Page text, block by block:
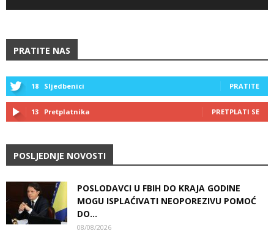
PRATITE NAS
18 Sljedbenici PRATITE
13 Pretplatnika PRETPLATI SE
POSLJEDNJE NOVOSTI
POSLODAVCI U FBIH DO KRAJA GODINE
MOGU ISPLAĆIVATI NEOPOREZIVU POMOĆ
DO...
08/08/2026